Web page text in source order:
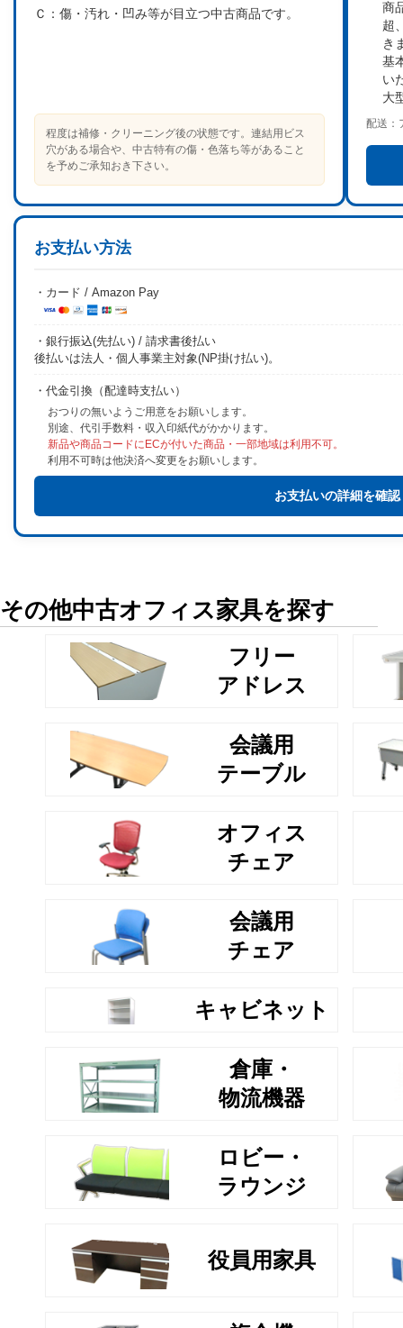
Ｃ： 傷・汚れ・凹み等が目立つ中古商品です。
程度は補修・クリーニング後の状態です。連結用ビス
穴がある場合や、中古特有の傷・色落ち等があること
を予めご承知おき下さい。
商
超
き
基
い
大
配送：
お支払い方法
・カード / Amazon Pay
・銀行振込(先払い) / 請求書後払い
後払いは法人・個人事業主対象(NP掛け払い)。
・代金引換（配達時支払い）
おつりの無いようご用意をお願いします。
別途、代引手数料・収入印紙代がかかります。
新品や商品コードにECが付いた商品・一部地域は利用不可。
利用不可時は他決済へ変更をお願いします。
お支払いの詳細を確認
その他中古オフィス家具を探す
フリー
アドレス
会議用
テーブル
オフィス
チェア
会議用
チェア
キャビネット
倉庫・
物流機器
ロビー・
ラウンジ
役員用家具